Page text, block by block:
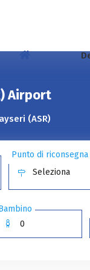
Airport
(ASR)
Punto di riconsegna
Seleziona